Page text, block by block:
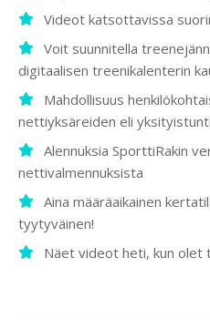
Videot katsottavissa
Voit suunnitella
digitaalisen treenikalenterin
Mahdollisuus
nettiyksäreiden eli
Alennuksia SporttiRakin
nettivalmennuksista
Aina määräaikainen
tyytyväinen!
Näet videot heti, kun olet